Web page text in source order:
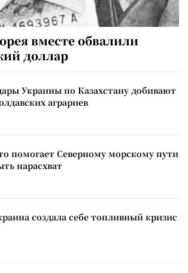
вместе обвалили
доллар
Украины по Казахстану добивают
аграриев
помогает Северному морскому пути
нарасхват
создала себе топливный кризис